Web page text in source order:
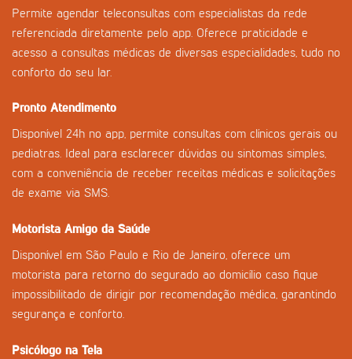
Permite agendar teleconsultas com especialistas da rede
referenciada diretamente pelo app. Oferece praticidade e
acesso a consultas médicas de diversas especialidades, tudo no
conforto do seu lar.
Pronto Atendimento
Disponível 24h no app, permite consultas com clínicos gerais ou
pediatras. Ideal para esclarecer dúvidas ou sintomas simples,
com a conveniência de receber receitas médicas e solicitações
de exame via SMS.
Motorista Amigo da Saúde
Disponível em São Paulo e Rio de Janeiro, oferece um
motorista para retorno do segurado ao domicílio caso fique
impossibilitado de dirigir por recomendação médica, garantindo
segurança e conforto.
Psicólogo na Tela